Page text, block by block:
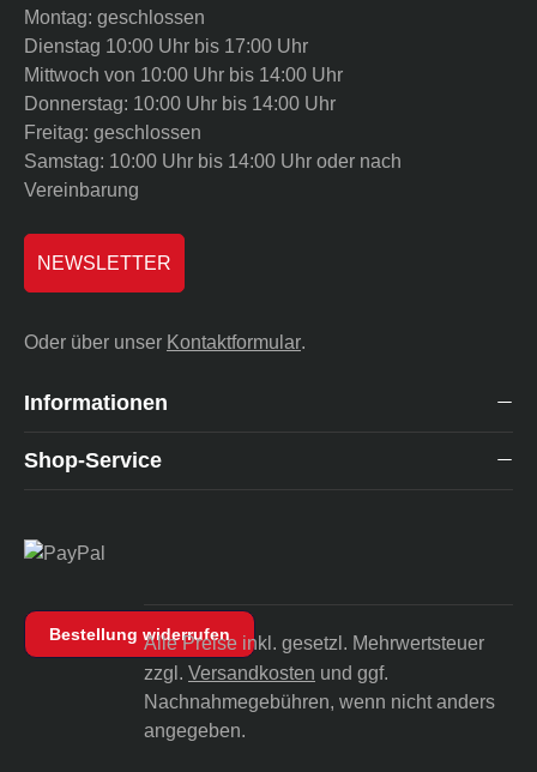
Montag: geschlossen
Dienstag 10:00 Uhr bis 17:00 Uhr
Mittwoch von 10:00 Uhr bis 14:00 Uhr
Donnerstag: 10:00 Uhr bis 14:00 Uhr
Freitag: geschlossen
Samstag: 10:00 Uhr bis 14:00 Uhr oder nach
Vereinbarung
NEWSLETTER
Oder über unser Kontaktformular.
Informationen
Shop-Service
Bestellung widerrufenAlle Preise inkl. gesetzl. Mehrwertsteuer
zzgl. Versandkosten und ggf.
Nachnahmegebühren, wenn nicht anders
angegeben.